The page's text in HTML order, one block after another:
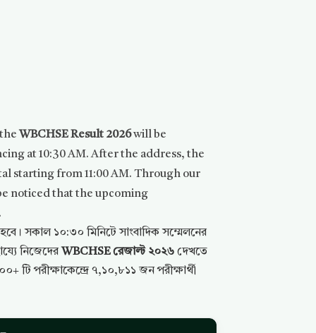
WBCHSE Result 2026will be
at 10:30 AM. After the address, the
starting from 11:00 AM. Through our
noticed that the upcoming
সকাল ১০:৩০ মিনিটে সাংবাদিক সম্মেলনের
নিজেদের WBCHSE রেজাল্ট ২০২৬ দেখতে
টি পরীক্ষাকেন্দ্রে ৭,১০,৮১১ জন পরীক্ষার্থী